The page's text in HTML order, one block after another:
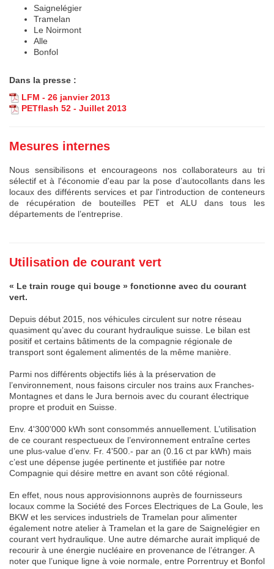
Saignelégier
Tramelan
Le Noirmont
Alle
Bonfol
Dans la presse :
LFM - 26 janvier 2013
PETflash 52 - Juillet 2013
Mesures internes
Nous sensibilisons et encourageons nos collaborateurs au tri
sélectif et à l'économie d'eau par la pose d’autocollants dans les
locaux des différents services et par l'introduction de conteneurs
de récupération de bouteilles PET et ALU dans tous les
départements de l’entreprise.
Utilisation de courant vert
« Le train rouge qui bouge » fonctionne avec du courant
vert.
Depuis début 2015, nos véhicules circulent sur notre réseau
quasiment qu’avec du courant hydraulique suisse. Le bilan est
positif et certains bâtiments de la compagnie régionale de
transport sont également alimentés de la même manière.
Parmi nos différents objectifs liés à la préservation de
l’environnement, nous faisons circuler nos trains aux Franches-
Montagnes et dans le Jura bernois avec du courant électrique
propre et produit en Suisse.
Env. 4'300'000 kWh sont consommés annuellement. L’utilisation
de ce courant respectueux de l’environnement entraîne certes
une plus-value d’env. Fr. 4'500.- par an (0.16 ct par kWh) mais
c’est une dépense jugée pertinente et justifiée par notre
Compagnie qui désire mettre en avant son côté régional.
En effet, nous nous approvisionnons auprès de fournisseurs
locaux comme la Société des Forces Electriques de La Goule, les
BKW et les services industriels de Tramelan pour alimenter
également notre atelier à Tramelan et la gare de Saignelégier en
courant vert hydraulique. Une autre démarche aurait impliqué de
recourir à une énergie nucléaire en provenance de l’étranger. A
noter que l’unique ligne à voie normale, entre Porrentruy et Bonfol